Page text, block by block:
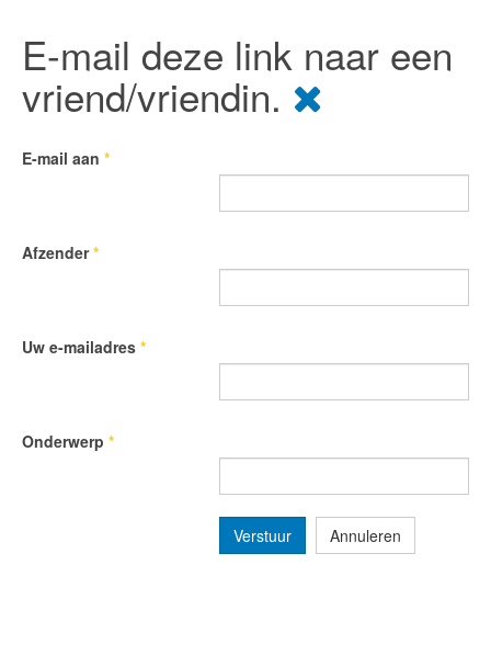
E-mail deze link naar een
vriend/vriendin.
E-mail aan *
Afzender*
Uw e-mailadres *
Onderwerp *
Verstuur Annuleren